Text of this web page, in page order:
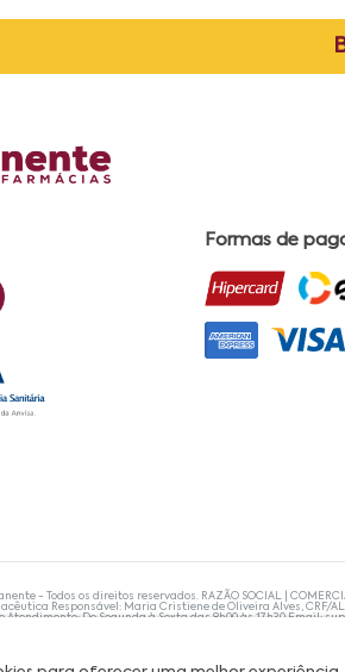
Formas de
- Todos os direitos reservados. RAZÃO SOCIAL |
Responsável: Maria Cristiene de Oliveira Alves, CRF/
De Segunda à Sexta das 8h00 às 17h30 Email:
e, de forma alguma, substituem as
o tratamento adequado. Se os sintomas
de dados, para que você possa realizar suas compras
efetuados estão sujeitos à confirmação da